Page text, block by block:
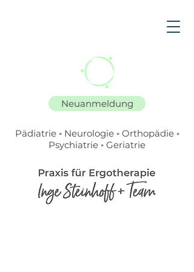
Neuanmeldung
Pädiatrie ◦ Neurologie ◦ Orthopädie ◦
Psychiatrie ◦ Geriatrie